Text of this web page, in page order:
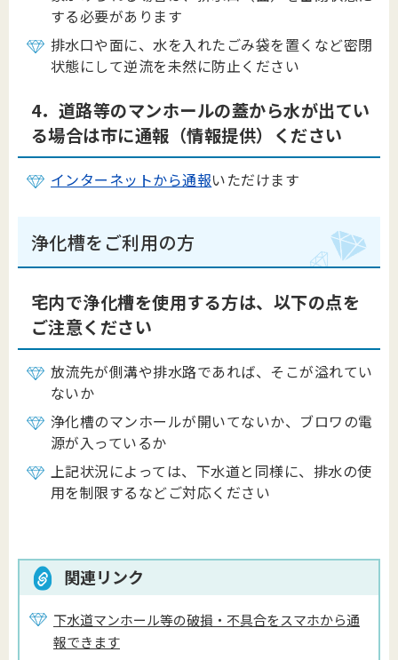
する必要があります
排水口や面に、水を入れたごみ袋を置くなど密閉
状態にして逆流を未然に防止ください
4．道路等のマンホールの蓋から水が出てい
る場合は市に通報（情報提供）ください
インターネットから通報いただけます
浄化槽をご利用の方
宅内で浄化槽を使用する方は、以下の点を
ご注意ください
放流先が側溝や排水路であれば、そこが溢れてい
ないか
浄化槽のマンホールが開いてないか、ブロワの電
源が入っているか
上記状況によっては、下水道と同様に、排水の使
用を制限するなどご対応ください
関連リンク
下水道マンホール等の破損・不具合をスマホから通
報できます